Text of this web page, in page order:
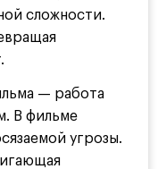
сложности.
— работа
В фильме
угрозы.